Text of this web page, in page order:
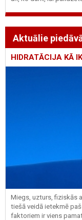
Aktuālie
HIDRATĀCIJA KĀ
Miegs, uzturs, fiziskās
tiešā veidā ietekmē
faktoriem ir viens